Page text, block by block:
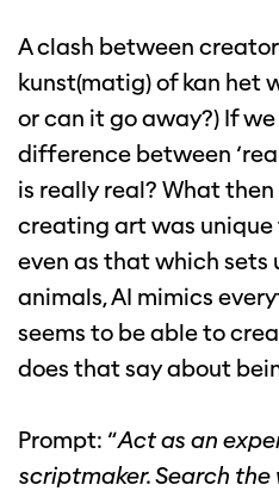
A clash between
kunst(matig) of kan het
or can it go away?) If
difference between
is really real? What
creating art was unique
even as that which sets
animals, AI mimics
seems to be able to
does that say about
Prompt: “Act as an
scriptmaker. Search
Inzoomen